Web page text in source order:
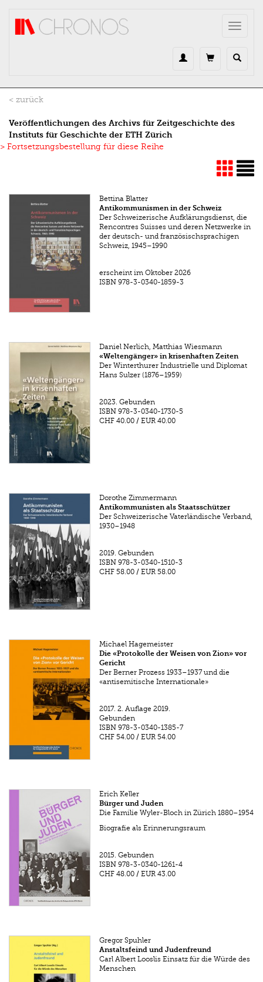
Toggle
< zurück
Veröffentlichungen des Archivs für Zeitgeschichte des
Instituts für Geschichte der ETH Zürich
> Fortsetzungsbestellung für diese Reihe
Bettina Blatter
Antikommunismen in der Schweiz
Der Schweizerische Aufklärungsdienst, die
Rencontres Suisses und deren Netzwerke in
der deutsch- und französischsprachigen
Schweiz, 1945–1990
erscheint im Oktober 2026
ISBN 978-3-0340-1859-3
Daniel Nerlich, Matthias Wiesmann
«Weltengänger» in krisenhaften Zeiten
Der Winterthurer Industrielle und Diplomat
Hans Sulzer (1876–1959)
2023. Gebunden
ISBN 978-3-0340-1730-5
CHF 40.00 /EUR 40.00
Dorothe Zimmermann
Antikommunisten als Staatsschützer
Der Schweizerische Vaterländische Verband,
1930–1948
2019. Gebunden
ISBN 978-3-0340-1510-3
CHF 58.00 /EUR 58.00
Michael Hagemeister
Die «Protokolle der Weisen von Zion» vor
Gericht
Der Berner Prozess 1933–1937 und die
«antisemitische Internationale»
2017. 2. Auflage 2019.
Gebunden
ISBN 978-3-0340-1385-7
CHF 54.00 /EUR 54.00
Erich Keller
Bürger und Juden
Die Familie Wyler-Bloch in Zürich 1880–1954
Biografie als Erinnerungsraum
2015. Gebunden
ISBN 978-3-0340-1261-4
CHF 48.00 /EUR 43.00
Gregor Spuhler
Anstaltsfeind und Judenfreund
Carl Albert Looslis Einsatz für die Würde des
Menschen